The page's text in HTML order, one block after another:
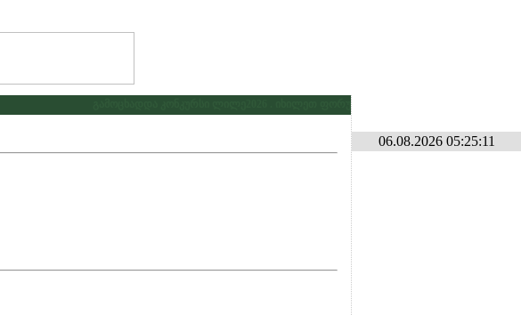
გამოცხადდა კონკურსი ლილე2026 . იხილეთ ფორუმზე კონკურსების განყოფილებაში
06.08.2026 05:25:11